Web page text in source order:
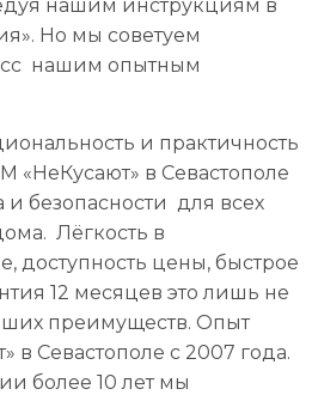
нашим инструкциям в
Но мы советуем
нашим опытным
и практичность
«НеКусают» в Севастополе
и безопасности для всех
Лёгкость в
доступность цены, быстрое
12 месяцев это лишь не
преимуществ. Опыт
в Севастополе с 2007 года.
более 10 лет мы